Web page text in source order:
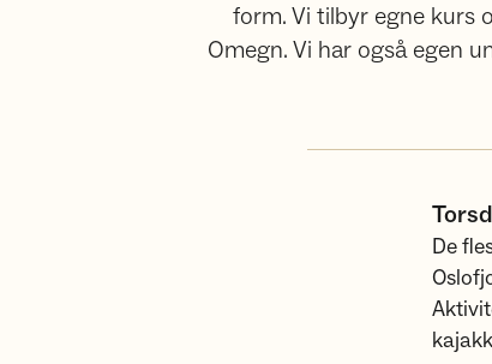
form. Vi tilbyr egne kurs
Omegn. Vi har også egen
De